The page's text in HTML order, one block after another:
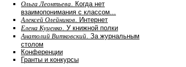
Ольга Леонтьева . Когда нет
взаимопонимания с классом...
Алексей Олейников . Интернет
Елена Куценко . У книжной полки
Анатолий Витковский . За журнальным
столом
Конференции
Гранты и конкурсы